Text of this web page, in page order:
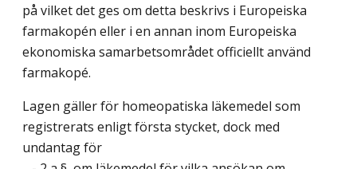
på vilket det ges om detta beskrivs i Europeiska
farmakopén eller i en annan inom Europeiska
ekonomiska samarbetsområdet officiellt använd
farmakopé.
Lagen gäller för homeopatiska läkemedel som
registrerats enligt första stycket, dock med
undantag för